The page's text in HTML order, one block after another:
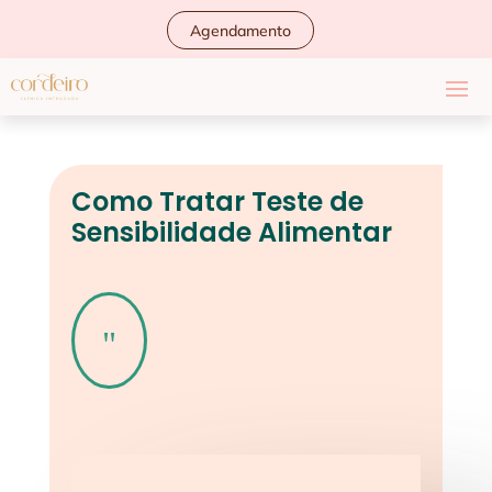
Agendamento
Como Tratar Teste de
Sensibilidade Alimentar
"